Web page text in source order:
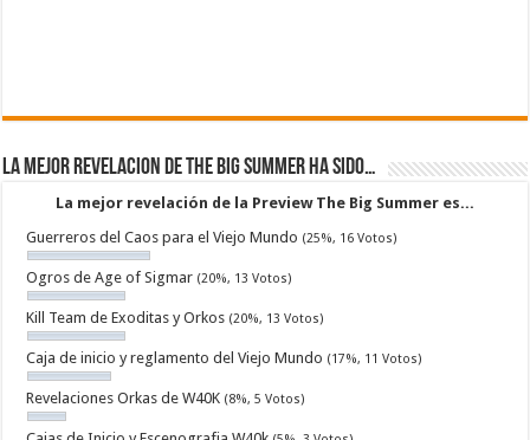
La mejor revelacion de The Big Summer ha sido…
La mejor revelación de la Preview The Big Summer es...
Guerreros del Caos para el Viejo Mundo (25%, 16 Votos)
Ogros de Age of Sigmar (20%, 13 Votos)
Kill Team de Exoditas y Orkos (20%, 13 Votos)
Caja de inicio y reglamento del Viejo Mundo (17%, 11 Votos)
Revelaciones Orkas de W40K (8%, 5 Votos)